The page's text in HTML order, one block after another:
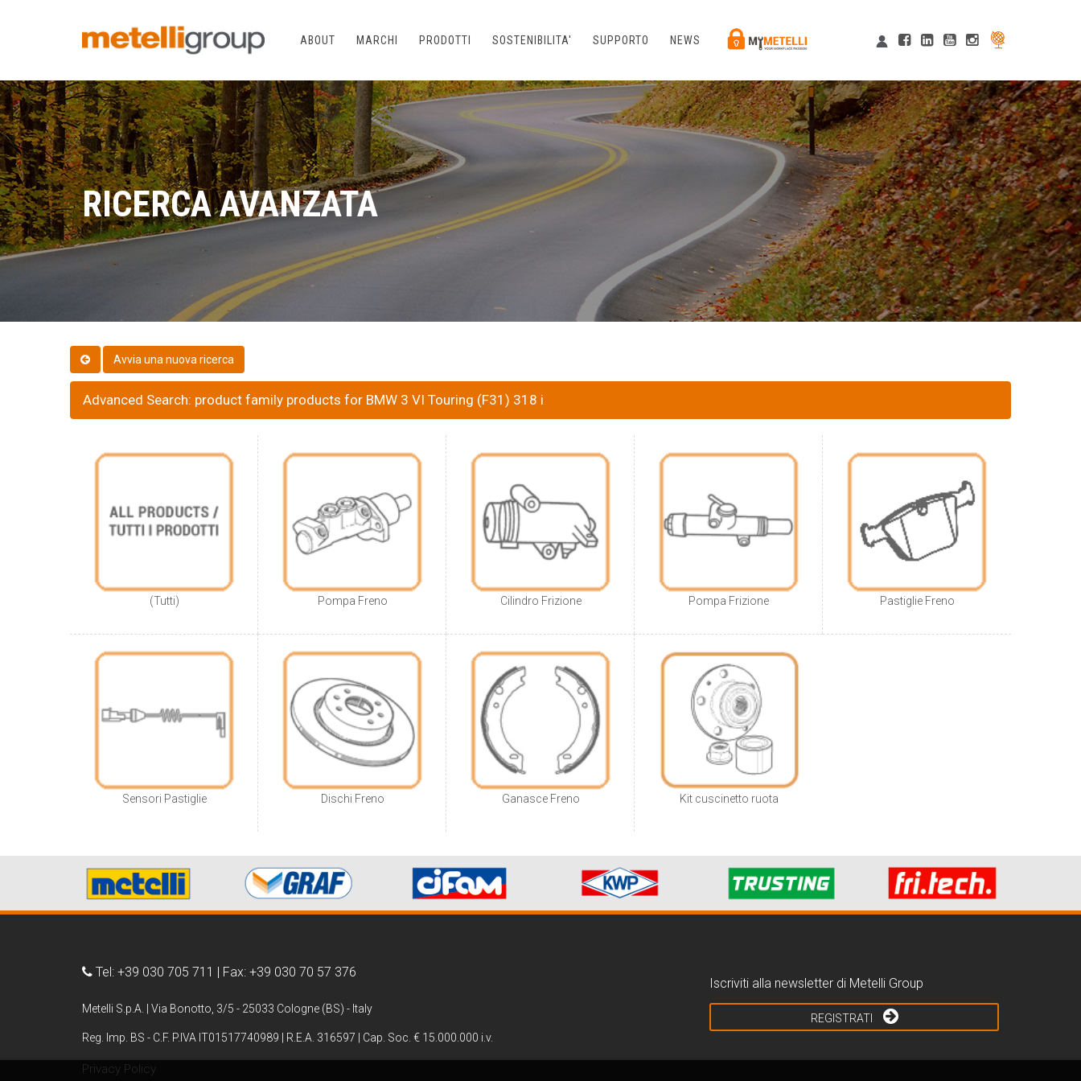
ABOUT MARCHI PRODOTTI SOSTENIBILITA' SUPPORTO NEWS
RICERCA AVANZATA
Advanced Search: product family products for BMW 3 VI Touring (F31) 318 i
(Tutti) Pompa Freno Cilindro Frizione Pompa Frizione Pastiglie Freno
Sensori Pastiglie Dischi Freno Ganasce Freno Kit cuscinetto ruota
Tel: +39 030 705 711 | Fax: +39 030 70 57 376
Metelli S.p.A. | Via Bonotto, 3/5 - 25033 Cologne (BS) - Italy
Reg. Imp. BS - C.F. P.IVA IT01517740989 | R.E.A. 316597 | Cap. Soc. € 15.000.000 i.v.
Privacy Policy
Iscriviti alla newsletter di Metelli Group
REGISTRATI